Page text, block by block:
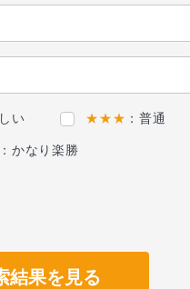
い ★★★ ：普通
：かなり楽勝
結果を見る